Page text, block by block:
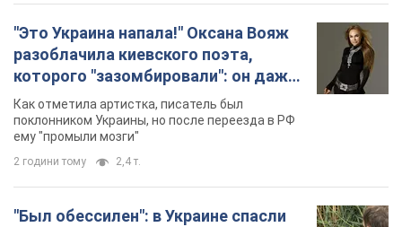
"Это Украина напала!" Оксана Вояж
разоблачила киевского поэта,
которого "зазомбировали": он даже
русского не знал, а теперь хочет
геноцида украинцев
Как отметила артистка, писатель был
поклонником Украины, но после переезда в РФ
ему "промыли мозги"
2 години тому 2,4 т.
"Был обессилен": в Украине спасли